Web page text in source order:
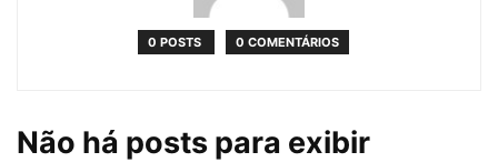
0 POSTS 0 COMENTÁRIOS
Não há posts para exibir